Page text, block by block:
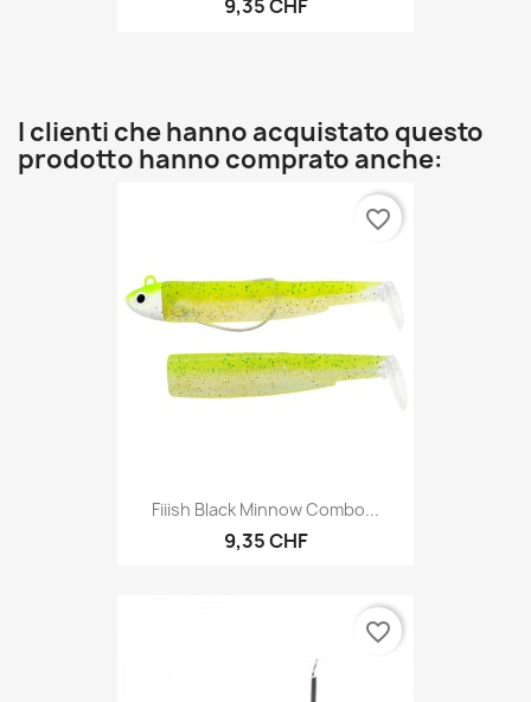
9,35 CHF
I clienti che hanno acquistato questo
prodotto hanno comprato anche:
Fiiish Black Minnow Combo...
9,35 CHF
favorite_border
favorite_border